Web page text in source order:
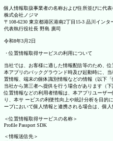
個人情報取扱事業者の名称および住所並びに代表
株式会社ノジマ
〒108-6230 東京都港区港南2丁目15-3 品川インタ
代表執行役社長 野島 廣司
令和8年3月2日
・位置情報取得サービスの利用について
当社では、お客様に適した情報配信等のため、
本アプリのバックグラウンド時及び起動時に、
置情報、端末の個体識別情報などの情報（以下
当社から第三者へ提供を行う場合があります（下
位置情報などの利用者情報は、本アプリユーザ
り、本サ ービスの利便性向上や統計分析を目的
ープにおいて個人情報と連携される場合は、個
＜位置情報取得サービスの名称＞
Profile Passport SDK
＜情報送信先＞